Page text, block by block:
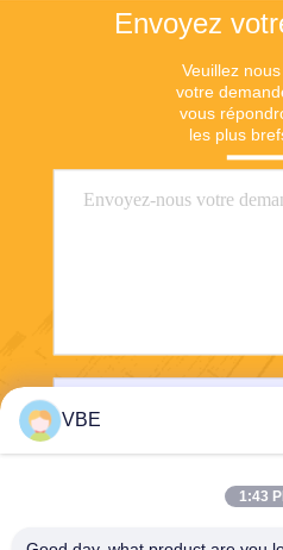
Envoyez
Veuillez
votre
vous
les plus
VBE
1:43